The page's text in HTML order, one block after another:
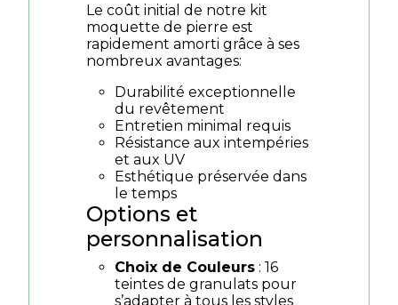
Le coût initial de notre kit
moquette de pierre est
rapidement amorti grâce à ses
nombreux avantages:
Durabilité exceptionnelle
du revêtement
Entretien minimal requis
Résistance aux intempéries
et aux UV
Esthétique préservée dans
le temps
Options et
personnalisation
Choix de Couleurs : 16
teintes de granulats pour
s’adapter à tous les styles